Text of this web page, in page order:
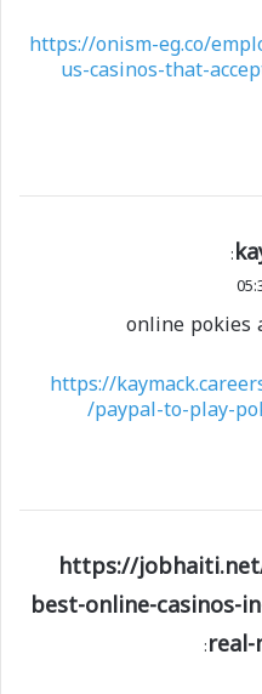
https://onism-eg.co/
us-casinos-that-
:
online pokies
https://
paypal-to-play-
https://
best-online-casinos-
: